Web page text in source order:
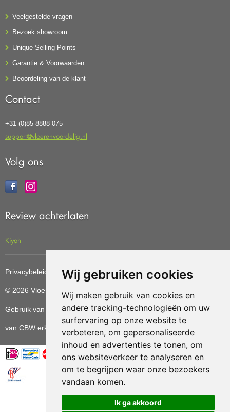
Wij gebruiken cookies
Wij maken gebruik van cookies en
andere tracking-technologieën om uw
surfervaring op onze website te
verbeteren, om gepersonaliseerde
inhoud en advertenties te tonen, om
ons websiteverkeer te analyseren en
om te begrijpen waar onze bezoekers
vandaan komen.
Ik ga akkoord
Veelgestelde vragen
Bezoek showroom
Unique Selling Points
Garantie & Voorwaarden
Beoordeling van de klant
Contact
+31 (0)85 8888 075
support@vloerenvoordelig.nl
Volg ons
Review achterlaten
Kiyoh
Privacybeleid Cookiebeleid Update cookies preferences
© 2026 Vloerenvoordelig Deze website is ontwikkeld door AGN
Gebruik van deze site betekent dat u dealgemene voorwaarden
van CBW erkende woonwinkels accepteert.
Vloerenvoordelig.nl is een onderdeel van